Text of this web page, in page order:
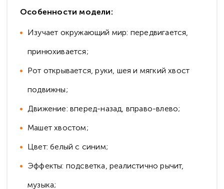
Особенности модели:
Изучает окружающий мир: передвигается,
принюхивается;
Рот открывается, руки, шея и мягкий хвост
подвижны;
Движение: вперед-назад, вправо-влево;
Машет хвостом;
Цвет: белый с синим;
Эффекты: подсветка, реалистично рычит,
музыка;